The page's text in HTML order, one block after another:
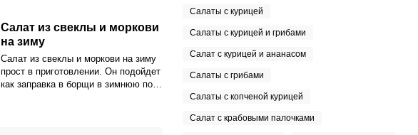
Салат из свеклы и моркови
на зиму
Салат из свеклы и моркови на зиму
прост в приготовлении. Он подойдет
как заправка в борщи в зимнюю пору
Салаты с курицей
Салаты с курицей и грибами
Салат с курицей и ананасом
Салаты с грибами
Салаты с копченой курицей
Салат с крабовыми палочками